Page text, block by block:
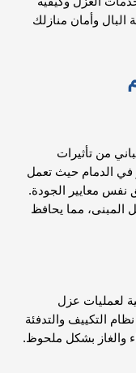
البال وأمان منازلك
من تأثيرات
في
الدمام حيث تعمل
نفس معايير الجودة.
المبنى، مما يحافظ
لعمليات عزل
التكييف والتدفئة
والغاز بشكل ملحوظ.